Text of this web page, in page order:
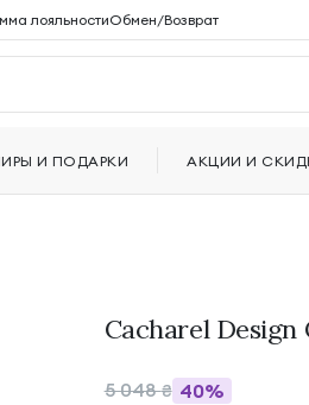
Cacharel Design
5 048₴ 40%
лояльностиОбмен/Возврат
И ПОДАРКИ АКЦИИ И